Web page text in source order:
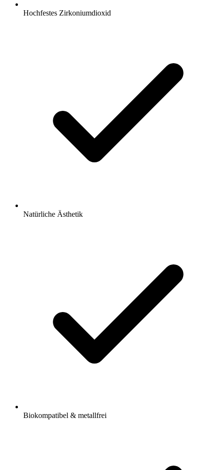
Hochfestes Zirkoniumdioxid
Natürliche Ästhetik
Biokompatibel & metallfrei